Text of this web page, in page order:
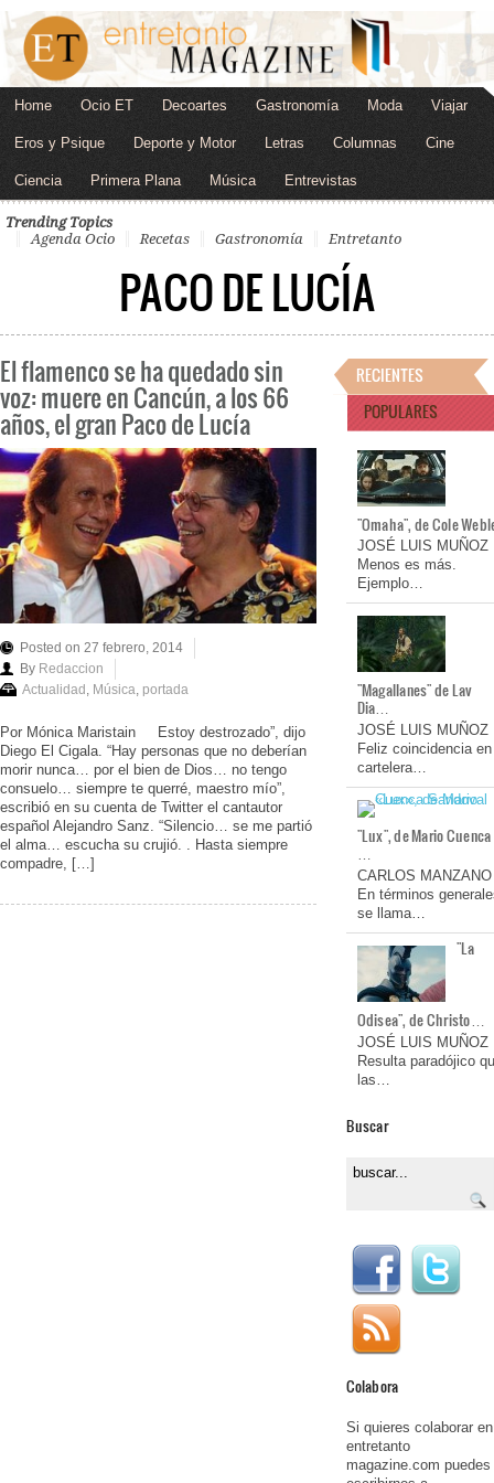
Home Ocio ET Decoartes Gastronomía Moda Viajar
Eros y Psique Deporte y Motor Letras Columnas Cine
Ciencia Primera Plana Música Entrevistas
Trending Topics
Agenda Ocio
Recetas Gastronomía Entretanto
PACO DE LUCÍA
El flamenco se ha quedado sin
voz: muere en Cancún, a los 66
años, el gran Paco de Lucía
Posted on 27 febrero, 2014
By Redaccion
Actualidad, Música, portada
Por Mónica Maristain Estoy destrozado”, dijo
Diego El Cigala. “Hay personas que no deberían
morir nunca… por el bien de Dios… no tengo
consuelo… siempre te querré, maestro mío”,
escribió en su cuenta de Twitter el cantautor
español Alejandro Sanz. “Silencio… se me partió
el alma… escucha su crujió. . Hasta siempre
compadre, […]
RECIENTES
POPULARES
"Omaha", de Cole
JOSÉ LUIS MUÑOZ
Menos es más.
Ejemplo…
"Magallanes" de Lav
Dia…
JOSÉ LUIS MUÑOZ
Feliz coincidencia en
cartelera…
"Lux", de Mario Cuenca
…
CARLOS MANZANO
En términos
se llama…
"La
Odisea", de Christo…
JOSÉ LUIS MUÑOZ
Resulta paradójico
las…
Buscar
Colabora
Si quieres colaborar en
entretanto
magazine.com puedes